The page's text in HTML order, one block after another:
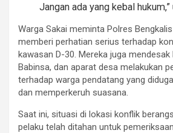
Jangan ada yang kebal hukum,”
Warga Sakai meminta Polres
memberi perhatian serius terhadap
kawasan D-30. Mereka juga
Babinsa, dan aparat desa melakukan
terhadap warga pendatang yang
dan memperkeruh suasana.
Saat ini, situasi di lokasi konflik
pelaku telah ditahan untuk